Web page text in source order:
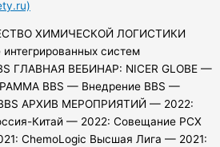
ХИМИЧЕСКОЙ ЛОГИСТИКИ
систем
ГЛАВНАЯ ВЕБИНАР: NICER GLOBE —
BBS — Внедрение BBS —
АРХИВ МЕРОПРИЯТИЙ — 2022:
Китай — 2022: Совещание РСХ
ChemoLogic Высшая Лига — 2021: